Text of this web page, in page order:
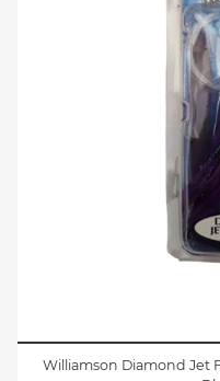
Williamson Diamond Jet